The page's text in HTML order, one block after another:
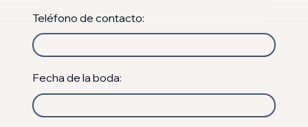
Teléfono de contacto:
Fecha de la boda: